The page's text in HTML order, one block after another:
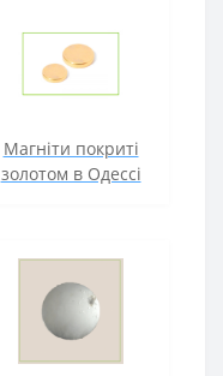
Магніти покриті
золотом в Одессі